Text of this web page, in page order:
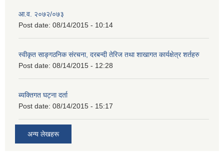
आ.व. २०७२/०७३
Post date: 08/14/2015 - 10:14
स्वीकृत साङ्गठनिक संरचना, दरबन्दी तेरिज तथा शाखागत कार्यक्षेत्र शर्तहरु
Post date: 08/14/2015 - 12:28
ब्यक्तिगत घट्ना दर्ता
Post date: 08/14/2015 - 15:17
अन्य लेखहरू